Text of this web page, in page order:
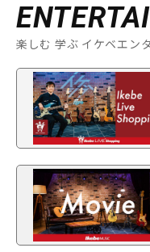
楽しむ 学ぶ イケベエン